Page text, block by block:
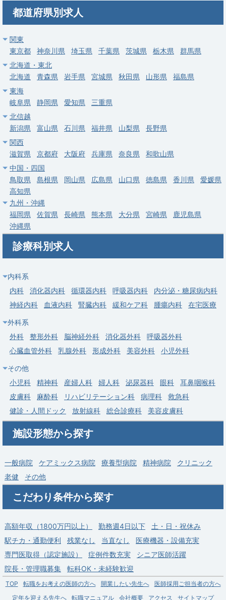
募集科目 整形外科
勤務地 東京都 立川市
常勤
【北区】整形外科／外来・病棟・オペ（外傷中心）／当直なし相
談可／東十条駅徒歩2分
求人病院名
医療法人財団明理会 明理会中央総合病院
募集科目
給与 年収 1,200万円 ～ 1,400万円
常勤
【葛飾区】整形外科／外来・病棟・オペ／人工関節センター／高
額年収
求人病院名
ンター東京葛飾病院
募集科目 整形外科
給与 年収 1,200万円 ～ 1,800万円
常勤
【葛飾区】整形外科／オペ症例豊富・常勤麻酔科医在籍・通勤便
利
求人病院名
社会医療法人社団正志会 平成立石病院
募集科目
勤務地 東京都 葛飾区
都道府県別求人
関東
東京都
神奈川県 埼玉県 千葉県 茨城県 栃木県
群馬県
北海道・東北
北海道
青森県 岩手県 宮城県 秋田県 山形県
福島県
東海
岐阜県
静岡県 愛知県
三重県
北信越
新潟県
富山県 石川県 福井県 山梨県
長野県
関西
滋賀県
京都府 大阪府 兵庫県 奈良県
和歌山県
中国・四国
鳥取県
島根県 岡山県 広島県 山口県 徳島県 香川県
愛媛県
高知県
九州・沖縄
福岡県
佐賀県 長崎県 熊本県 大分県 宮崎県
鹿児島県
沖縄県
診療科別求人
内科系
内科
消化器内科 循環器内科 呼吸器内科
内分泌・糖尿病内科
神経内科
血液内科 腎臓内科 緩和ケア科 腫瘍内科 在宅医療
外科系
外科
整形外科 脳神経外科 消化器外科
呼吸器外科
心臓血管外科
乳腺外科 形成外科 美容外科 小児外科
その他
小児科
精神科 産婦人科 婦人科 泌尿器科 眼科
耳鼻咽喉科
皮膚科
麻酔科 リハビリテーション科 病理科
救急科
健診・人間ドック
放射線科 総合診療科 美容皮膚科
施設形態から探す
一般病院 ケアミックス病院 療養型病院 精神病院
クリニック
老健
その他
こだわり条件から探す
高額年収（1800万円以上） 勤務週4日以下
土・日・祝休み
駅チカ・通勤便利
残業なし 当直なし
医療機器・設備充実
専門医取得（認定施設）
症例件数充実
シニア医師活躍
院長・管理職募集
転科OK・未経験歓迎
TOP 転職をお考えの医師の方へ 開業したい先生へ
医師採用ご担当者の方へ
定年を迎える先生へ
転職マニュアル 会社概要 アクセス サイトマップ